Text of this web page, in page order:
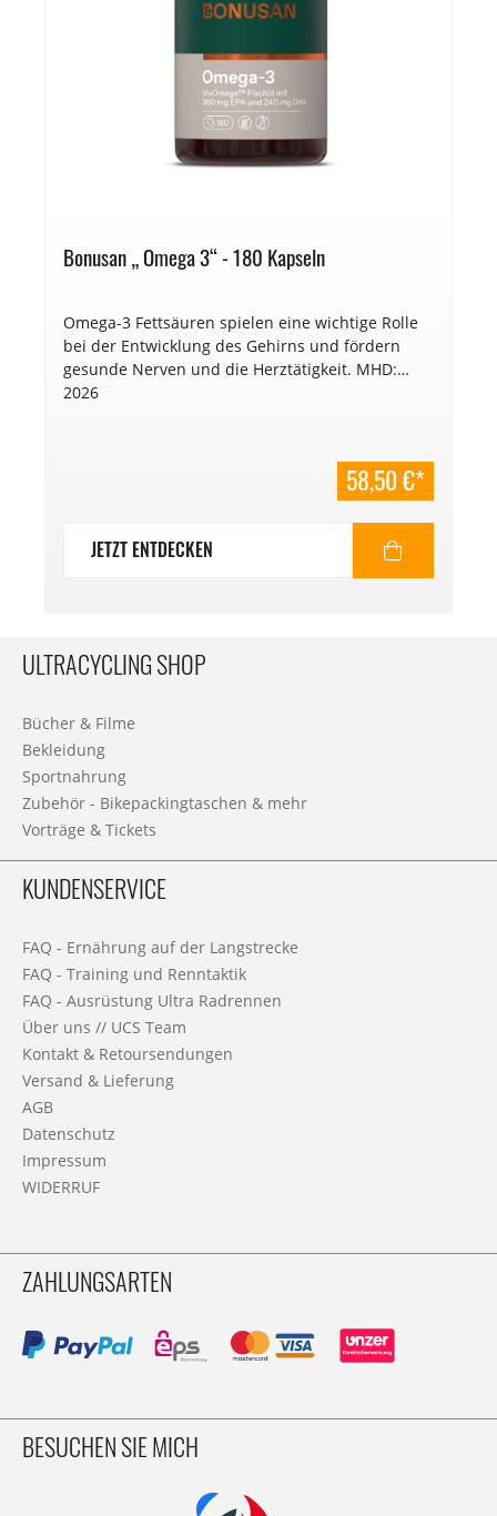
Bonusan „ Omega 3“ - 180 Kapseln
Omega-3 Fettsäuren spielen eine wichtige Rolle
bei der Entwicklung des Gehirns und fördern
gesunde Nerven und die Herztätigkeit. MHD:
2026
58,50 €*
JETZT ENTDECKEN
ULTRACYCLING SHOP
Bücher & Filme
Bekleidung
Sportnahrung
Zubehör - Bikepackingtaschen & mehr
Vorträge & Tickets
KUNDENSERVICE
FAQ - Ernährung auf der Langstrecke
FAQ - Training und Renntaktik
FAQ - Ausrüstung Ultra Radrennen
Über uns // UCS Team
Kontakt & Retoursendungen
Versand & Lieferung
AGB
Datenschutz
Impressum
WIDERRUF
ZAHLUNGSARTEN
BESUCHEN SIE MICH